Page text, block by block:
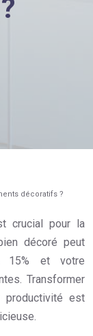
décoratifs ?
crucial pour la
décoré peut
15% et votre
Transformer
est